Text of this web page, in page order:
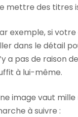
mettre des titres
exemple, si
dans le détail
a pas de raison
à lui-même.
image vaut
à suivre :